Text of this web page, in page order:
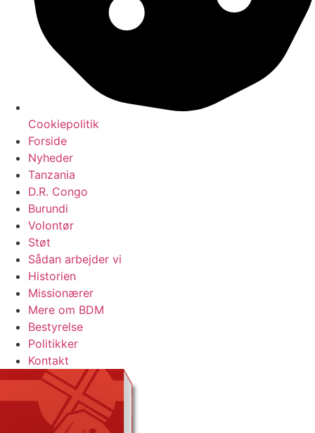
Cookiepolitik
Forside
Nyheder
Tanzania
D.R. Congo
Burundi
Volontør
Støt
Sådan arbejder vi
Historien
Missionærer
Mere om BDM
Bestyrelse
Politikker
Kontakt